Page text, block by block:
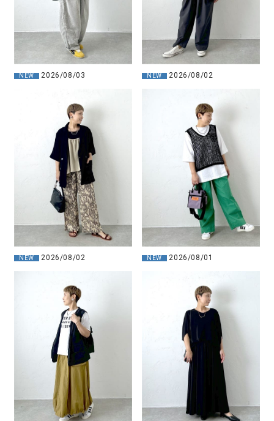
NEW 2026/08/03 NEW 2026/08/02
NEW 2026/08/02 NEW 2026/08/01